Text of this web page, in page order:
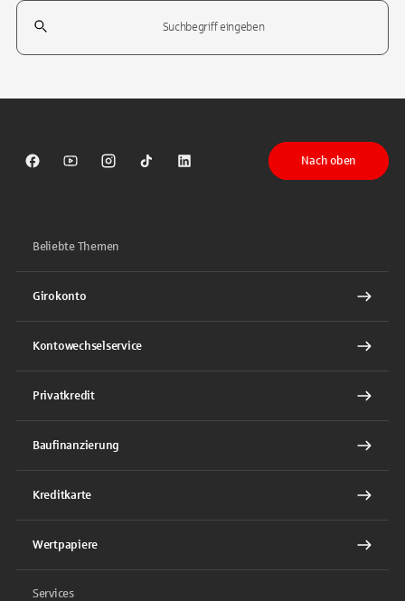
Suchfeld
Sparkasse auf Facebook
Sparkasse auf Youtube
Sparkasse auf Instagram
Sparkasse auf TikTok
Sparkasse auf LinkedIn
Nach oben
Beliebte Themen
Girokonto
Kontowechselservice
Privatkredit
Baufinanzierung
Kreditkarte
Wertpapiere
Services